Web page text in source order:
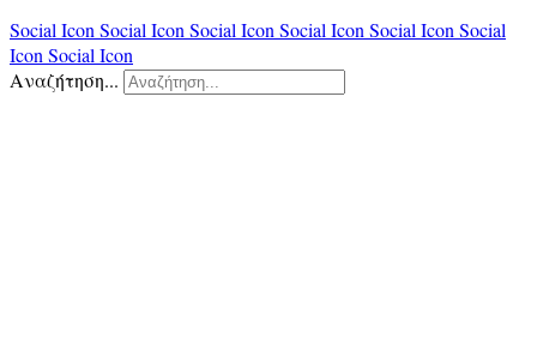
Social IconSocial IconSocial IconSocial IconSocial IconSocial
IconSocial Icon
Αναζήτηση...